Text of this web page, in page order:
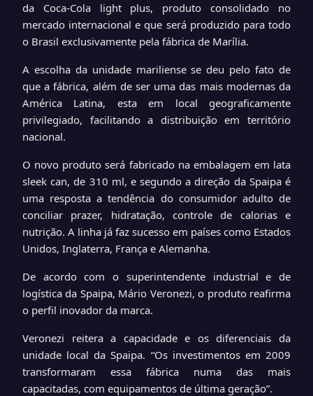
da Coca-Cola light plus, produto consolidado no
mercado internacional e que será produzido para todo
o Brasil exclusivamente pela fábrica de Marília.
A escolha da unidade mariliense se deu pelo fato de
que a fábrica, além de ser uma das mais modernas da
América Latina, esta em local geograficamente
privilegiado, facilitando a distribuição em território
nacional.
O novo produto será fabricado na embalagem em lata
sleek can, de 310 ml, e segundo a direção da Spaipa é
uma resposta a tendência do consumidor adulto de
conciliar prazer, hidratação, controle de calorias e
nutrição. A linha já faz sucesso em países como Estados
Unidos, Inglaterra, França e Alemanha.
De acordo com o superintendente industrial e de
logística da Spaipa, Mário Veronezi, o produto reafirma
o perfil inovador da marca.
Veronezi reitera a capacidade e os diferenciais da
unidade local da Spaipa. “Os investimentos em 2009
transformaram essa fábrica numa das mais
capacitadas, com equipamentos de última geração”.